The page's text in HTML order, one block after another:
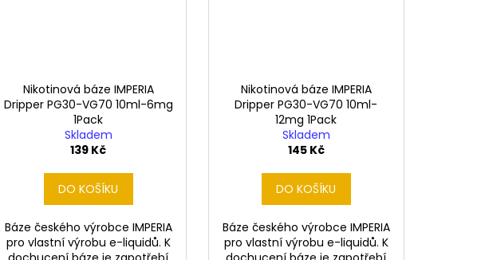
Nikotinová báze IMPERIA
Dripper PG30-VG70 10ml-6mg
1Pack
Skladem
139 Kč
DO KOŠÍKU
Báze českého výrobce IMPERIA
pro vlastní výrobu e-liquidů. K
Nikotinová báze IMPERIA
Dripper PG30-VG70 10ml-
12mg 1Pack
Skladem
145 Kč
DO KOŠÍKU
Báze českého výrobce IMPERIA
pro vlastní výrobu e-liquidů. K